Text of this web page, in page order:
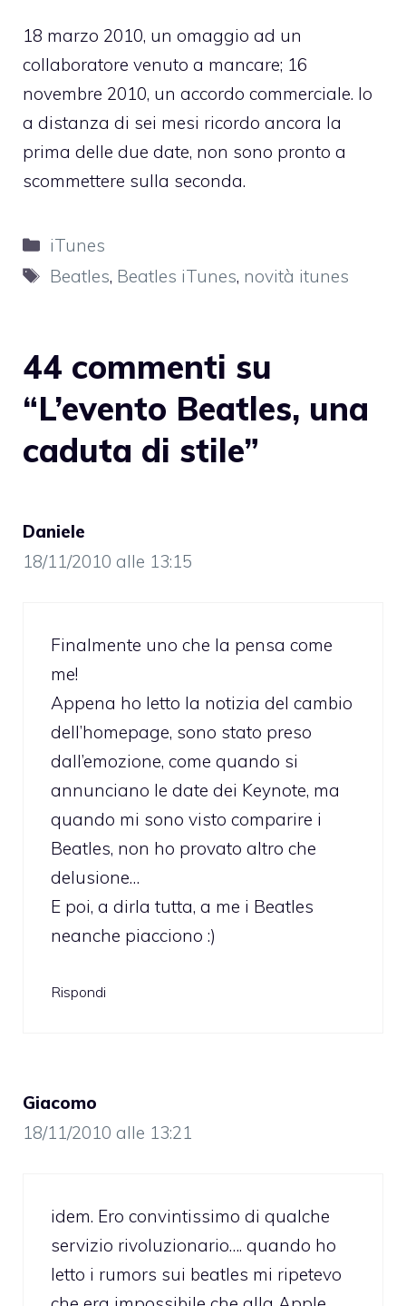
18 marzo 2010, un omaggio ad un
collaboratore venuto a mancare; 16
novembre 2010, un accordo commerciale. Io
a distanza di sei mesi ricordo ancora la
prima delle due date, non sono pronto a
scommettere sulla seconda.
Categorie
iTunes
Tag
Beatles, Beatles iTunes, novità itunes
44 commenti su
“L’evento Beatles, una
caduta di stile”
Daniele
18/11/2010 alle 13:15
Finalmente uno che la pensa come
me!
Appena ho letto la notizia del cambio
dell’homepage, sono stato preso
dall’emozione, come quando si
annunciano le date dei Keynote, ma
quando mi sono visto comparire i
Beatles, non ho provato altro che
delusione…
E poi, a dirla tutta, a me i Beatles
neanche piacciono :)
Rispondi
Giacomo
18/11/2010 alle 13:21
idem. Ero convintissimo di qualche
servizio rivoluzionario…. quando ho
letto i rumors sui beatles mi ripetevo